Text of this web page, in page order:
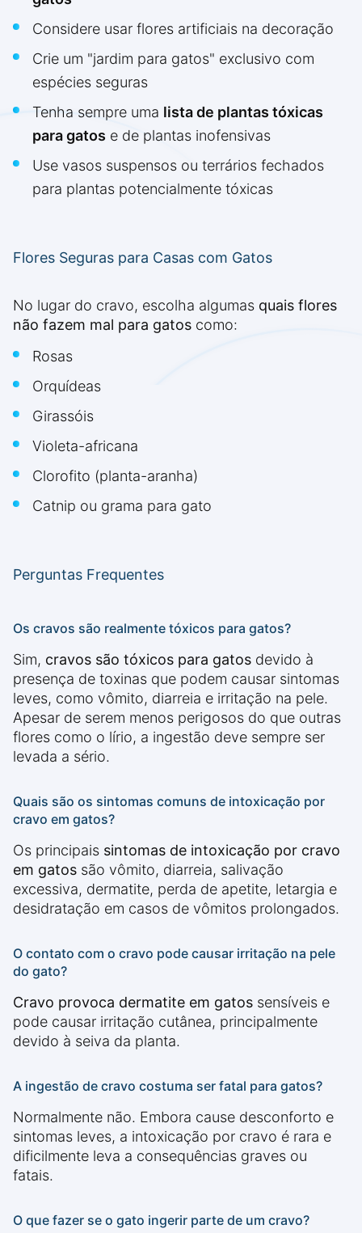
Considere usar flores artificiais na decoração
Crie um "jardim para gatos" exclusivo com
espécies seguras
Tenha sempre uma lista de plantas tóxicas
para gatos e de plantas inofensivas
Use vasos suspensos ou terrários fechados
para plantas potencialmente tóxicas
Flores Seguras para Casas com Gatos
No lugar do cravo, escolha algumas quais flores
não fazem mal para gatos como:
Rosas
Orquídeas
Girassóis
Violeta-africana
Clorofito (planta-aranha)
Catnip ou grama para gato
Perguntas Frequentes
Os cravos são realmente tóxicos para gatos?
Sim, cravos são tóxicos para gatos devido à
presença de toxinas que podem causar sintomas
leves, como vômito, diarreia e irritação na pele.
Apesar de serem menos perigosos do que outras
flores como o lírio, a ingestão deve sempre ser
levada a sério.
Quais são os sintomas comuns de intoxicação por
cravo em gatos?
Os principais sintomas de intoxicação por cravo
em gatos são vômito, diarreia, salivação
excessiva, dermatite, perda de apetite, letargia e
desidratação em casos de vômitos prolongados.
O contato com o cravo pode causar irritação na pele
do gato?
Cravo provoca dermatite em gatos sensíveis e
pode causar irritação cutânea, principalmente
devido à seiva da planta.
A ingestão de cravo costuma ser fatal para gatos?
Normalmente não. Embora cause desconforto e
sintomas leves, a intoxicação por cravo é rara e
dificilmente leva a consequências graves ou
fatais.
O que fazer se o gato ingerir parte de um cravo?